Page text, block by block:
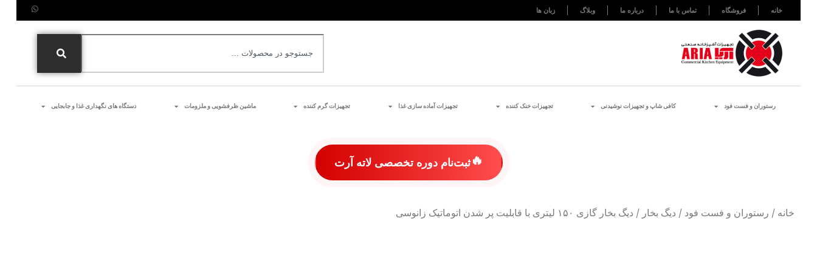
خانه فروشگاه تماس با ما درباره ما وبلاگ زبان ها
رستوران و فست فود کافی شاپ و تجهیزات نوشیدنی تجهیزات خنک کننده تجهیزات آماده سازی غذا تجهیزات گرم کننده ماشین ظرفشویی و ملزومات دستگاه های نگهداری غذا و جابجایی
🔥ثبت‌نام دوره تخصصی لاته آرت
خانه / رستوران و فست فود / دیگ بخار / دیگ بخار گازی ۱۵۰ لیتری با قابلیت پر شدن اتوماتیک زانوسی